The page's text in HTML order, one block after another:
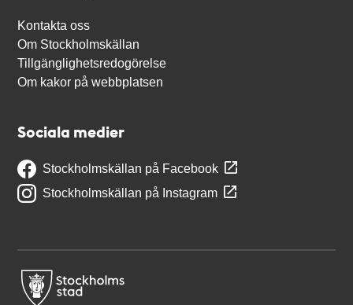
Kontakta oss
Om Stockholmskällan
Tillgänglighetsredogörelse
Om kakor på webbplatsen
Sociala medier
Stockholmskällan på Facebook
Stockholmskällan på Instagram